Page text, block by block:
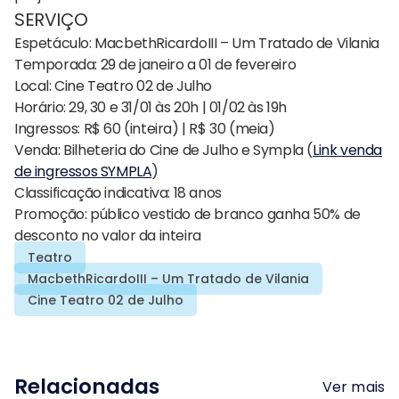
SERVIÇO
Espetáculo: MacbethRicardoIII – Um Tratado de Vilania
Temporada: 29 de janeiro a 01 de fevereiro
Local: Cine Teatro 02 de Julho
Horário: 29, 30 e 31/01 às 20h | 01/02 às 19h
Ingressos: R$ 60 (inteira) | R$ 30 (meia)
Venda: Bilheteria do Cine de Julho e Sympla (Link venda
de ingressos SYMPLA)
Classificação indicativa: 18 anos
Promoção: público vestido de branco ganha 50% de
desconto no valor da inteira
Teatro
MacbethRicardoIII – Um Tratado de Vilania
Cine Teatro 02 de Julho
Relacionadas Ver mais